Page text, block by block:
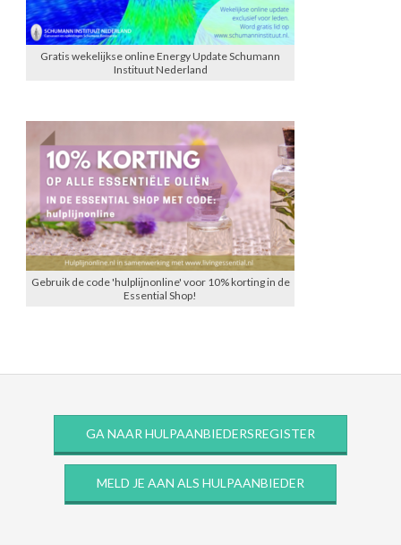
Gratis wekelijkse online Energy Update Schumann
Instituut Nederland
Gebruik de code 'hulplijnonline' voor 10% korting in de
Essential Shop!
GA NAAR HULPAANBIEDERSREGISTER
MELD JE AAN ALS HULPAANBIEDER